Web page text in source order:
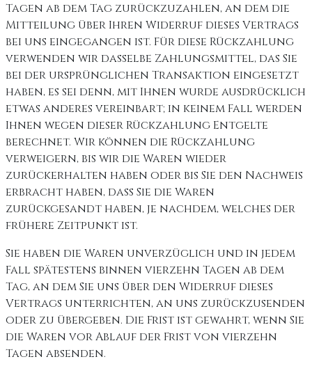
Tagen ab dem Tag zurückzuzahlen, an dem die
Mitteilung über Ihren Widerruf dieses Vertrags
bei uns eingegangen ist. Für diese Rückzahlung
verwenden wir dasselbe Zahlungsmittel, das Sie
bei der ursprünglichen Transaktion eingesetzt
haben, es sei denn, mit Ihnen wurde ausdrücklich
etwas anderes vereinbart; in keinem Fall werden
Ihnen wegen dieser Rückzahlung Entgelte
berechnet. Wir können die Rückzahlung
verweigern, bis wir die Waren wieder
zurückerhalten haben oder bis Sie den Nachweis
erbracht haben, dass Sie die Waren
zurückgesandt haben, je nachdem, welches der
frühere Zeitpunkt ist.
Sie haben die Waren unverzüglich und in jedem
Fall spätestens binnen vierzehn Tagen ab dem
Tag, an dem Sie uns über den Widerruf dieses
Vertrags unterrichten, an uns zurückzusenden
oder zu übergeben. Die Frist ist gewahrt, wenn Sie
die Waren vor Ablauf der Frist von vierzehn
Tagen absenden.